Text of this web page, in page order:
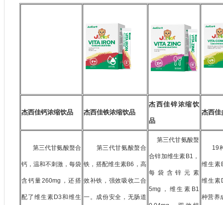
杰西佳钙浓缩饮品 杰西佳铁浓缩饮品
杰西佳锌浓缩饮
品
杰西佳
第三代甘氨酸螯合
钙，温和不刺激，每袋
含钙量260mg，还搭
配了维生素D3和维生
第三代甘氨酸螯合
铁，搭配维生素B6，高
效补铁，强效吸收二合
一。成份安全，无肠道
第三代甘氨酸螯
合锌加维生素B1，
每袋含锌元素
5mg，维生素B1
19种
维生素
维生素
种营养